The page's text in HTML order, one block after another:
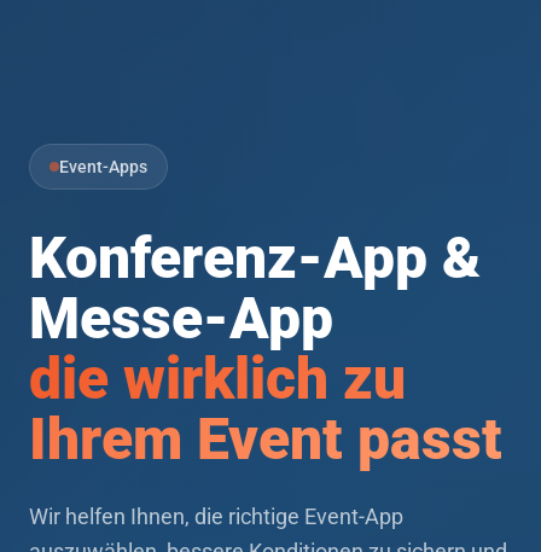
Event-Apps
Konferenz-App &
Messe-App
die wirklich zu
Ihrem Event passt
Wir helfen Ihnen, die richtige Event-App